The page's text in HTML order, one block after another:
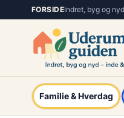
til
FORSIDEIndret, byg og
Familie & Hverdag